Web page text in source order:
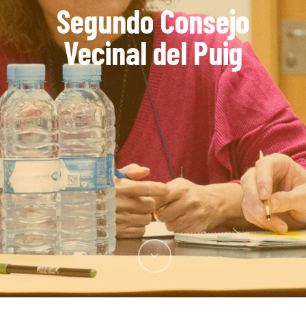
Segundo Consejo
Vecinal del Puig